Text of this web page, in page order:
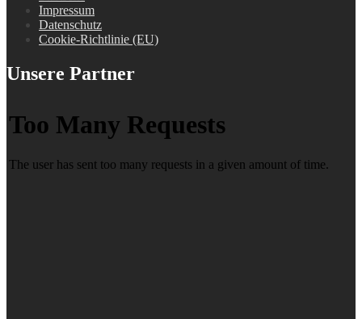
Impressum
Datenschutz
Cookie-Richtlinie (EU)
Unsere Partner